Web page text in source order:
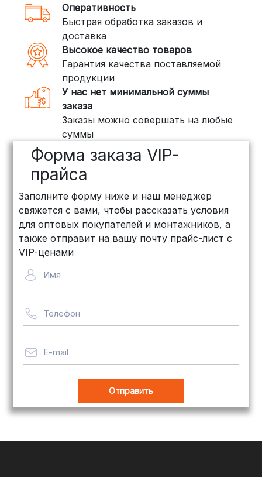
3. Доставка крупногабаритных грузов
(ПЭК, КИТ, Байкал Сервис)
Если ваш заказ включает большие или
тяжелые товары, мы рекомендуем
воспользоваться услугами компаний,
специализирующихся на доставке
грузов:
ПЭК: Сроки доставки — от 3 до 10
дней, стоимость рассчитывается
индивидуально (минимум
рублей
объемных заказов. Сроки — от 3
дней, стоимость — от500 рублей
Байкал Сервис: Идеально подходит
для крупногабаритных товаров.
рассчитывается индивидуально
Важно! Мы заботимся о том, чтобы
целости и сохранности, независимо
от их размера.
Оперативность
Быстрая обработка заказов и
доставка
Высокое качество товаров
Гарантия качества поставляемой
продукции
У нас нет минимальной суммы
заказа
Заказы можно совершать на любые
суммы
Форма заказа VIP-
прайса
Заполните форму ниже и наш менеджер
свяжется с вами, чтобы рассказать условия
для оптовых покупателей и монтажников, а
также отправит на вашу почту прайс-лист с
VIP-ценами
Имя
Телефон
E-mail